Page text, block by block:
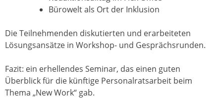
Bürowelt als Ort der Inklusion
Die Teilnehmenden diskutierten und erarbeiteten
Lösungsansätze in Workshop- und Gesprächsrunden.
Fazit: ein erhellendes Seminar, das einen guten
Überblick für die künftige Personalratsarbeit beim
Thema „New Work“ gab.